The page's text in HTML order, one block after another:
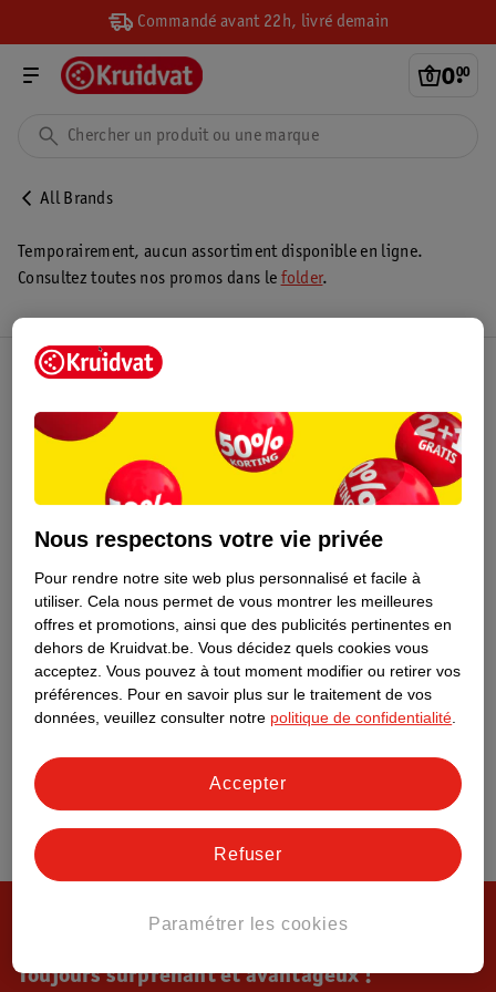
Commandé avant 22h, livré demain
0.
00
All Brands
Temporairement, aucun assortiment disponible en ligne.
Consultez toutes nos promos dans le folder.
Toujours surprenant et avantageux !
Nous respectons votre vie privée
Pour rendre notre site web plus personnalisé et facile à
utiliser. Cela nous permet de vous montrer les meilleures
offres et promotions, ainsi que des publicités pertinentes en
dehors de Kruidvat.be. Vous décidez quels cookies vous
acceptez. Vous pouvez à tout moment modifier ou retirer vos
préférences. Pour en savoir plus sur le traitement de vos
données, veuillez consulter notre politique de confidentialité
Paramétrer les cookies
Refuser
Accepter